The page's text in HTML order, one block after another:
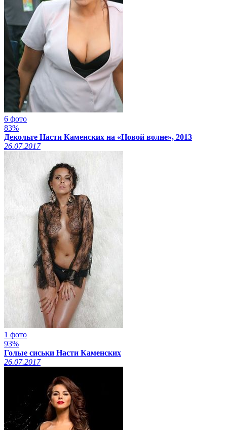
6 фото
83%
Декольте Насти Каменских на «Новой волне», 2013
26.07.2017
1 фото
93%
Голые сиськи Насти Каменских
26.07.2017